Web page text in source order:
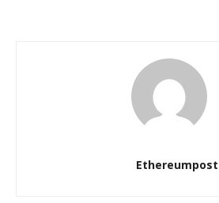
Ethereumpost